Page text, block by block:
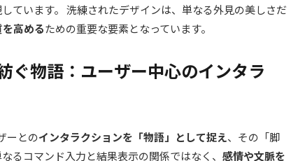
ています。 洗練されたデザインは、単なる外見の美しさだ
高めるための重要な要素となっています。
ぐ物語：ユーザー中心のインタラ
ーとのインタラクションを「物語」として捉え、その「脚
るコマンド入力と結果表示の関係ではなく、 感情や文脈を